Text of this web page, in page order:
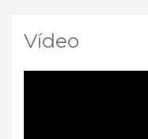
Vídeo